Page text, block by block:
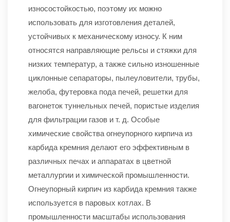
износостойкостью, поэтому их можно
использовать для изготовления деталей,
устойчивых к механическому износу. К ним
относятся направляющие рельсы и стяжки для
низких температур, а также сильно изношенные
циклонные сепараторы, пылеуловители, трубы,
желоба, футеровка пода печей, решетки для
вагонеток туннельных печей, пористые изделия
для фильтрации газов и т. д. Особые
химические свойства огнеупорного кирпича из
карбида кремния делают его эффективным в
различных печах и аппаратах в цветной
металлургии и химической промышленности.
Огнеупорный кирпич из карбида кремния также
используется в паровых котлах. В
промышленности масштабы использования